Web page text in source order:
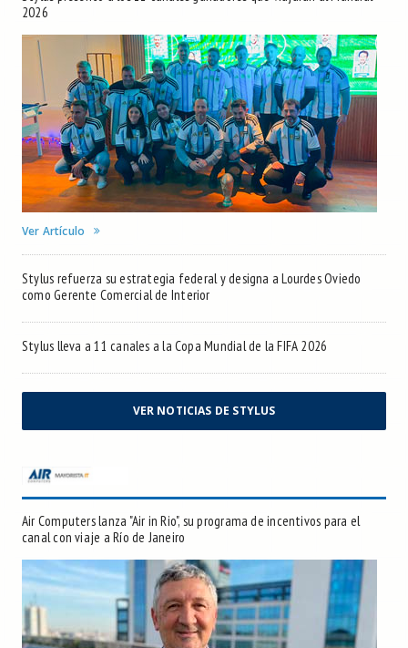
2026
Ver Artículo
Stylus refuerza su estrategia federal y designa a Lourdes Oviedo
como Gerente Comercial de Interior
Stylus lleva a 11 canales a la Copa Mundial de la FIFA 2026
VER NOTICIAS DE STYLUS
Air Computers lanza "Air in Rio", su programa de incentivos para el
canal con viaje a Río de Janeiro